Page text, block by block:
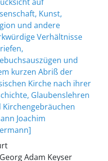
Kunst,
und andere
Verhältnisse
und
kurzen Abriß der
Kirche nach ihrer
Glaubenslehren
Kirchengebräuchen
Joachim
Adam Keyser